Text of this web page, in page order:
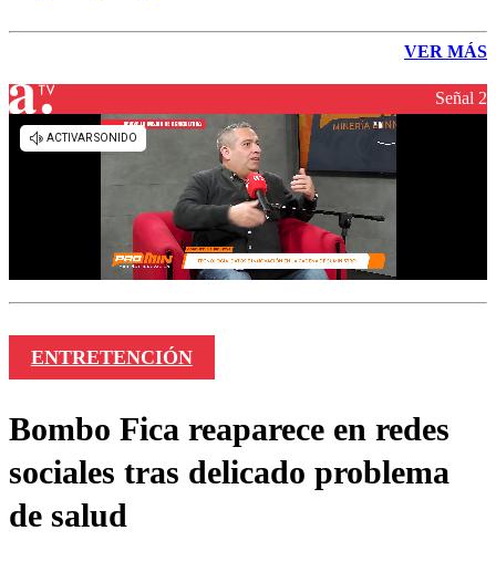
VER MÁS
Señal 2
ENTRETENCIÓN
Bombo Fica reaparece en redes
sociales tras delicado problema
de salud